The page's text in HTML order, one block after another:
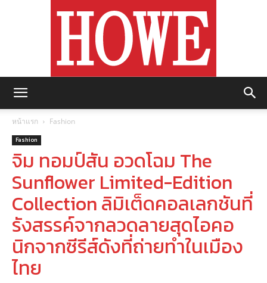
หน้าแรก Fashion
Fashion
จิม ทอมป์สัน อวดโฉม The
Sunflower Limited-Edition
Collection ลิมิเต็ดคอลเลกชันที่
รังสรรค์จากลวดลายสุดไอคอ
นิกจากซีรีส์ดังที่ถ่ายทำในเมือง
ไทย